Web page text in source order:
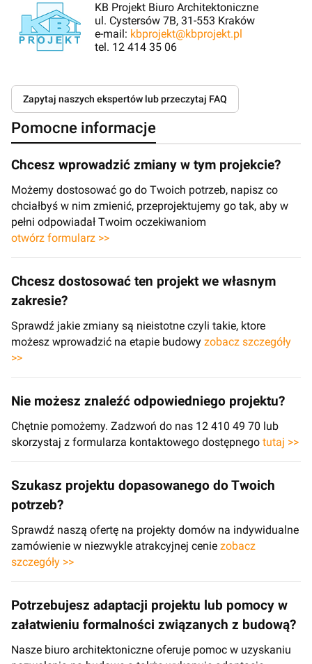
KB Projekt Biuro Architektoniczne
ul. Cystersów 7B, 31-553 Kraków
e-mail: kbprojekt@kbprojekt.pl
tel. 12 414 35 06
Zapytaj naszych ekspertów lub przeczytaj FAQ
Pomocne informacje
Chcesz wprowadzić zmiany w tym projekcie?
Możemy dostosować go do Twoich potrzeb, napisz co
chciałbyś w nim zmienić, przeprojektujemy go tak, aby w
pełni odpowiadał Twoim oczekiwaniom
otwórz formularz >>
Chcesz dostosować ten projekt we własnym
zakresie?
Sprawdź jakie zmiany są nieistotne czyli takie, ktore
możesz wprowadzić na etapie budowy zobacz szczegóły
>>
Nie możesz znaleźć odpowiedniego projektu?
Chętnie pomożemy. Zadzwoń do nas 12 410 49 70 lub
skorzystaj z formularza kontaktowego dostępnego tutaj >>
Szukasz projektu dopasowanego do Twoich
potrzeb?
Sprawdź naszą ofertę na projekty domów na indywidualne
zamówienie w niezwykle atrakcyjnej cenie zobacz
szczegóły >>
Potrzebujesz adaptacji projektu lub pomocy w
załatwieniu formalności związanych z budową?
Nasze biuro architektoniczne oferuje pomoc w uzyskaniu